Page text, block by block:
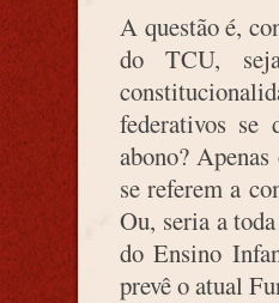
A questão é,
do TCU,
federativos se
abono?
se referem a
Ou, seria a
do Ensino
prevê o atual